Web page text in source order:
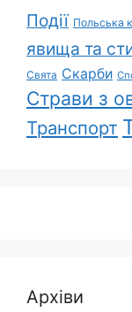
Події Польська
явища та
Свята Скарби
Страви з
Транспорт
Архіви